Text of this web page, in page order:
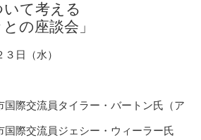
て考える
の座談会」
日（水）
国際交流員タイラー・バートン氏（ア
国際交流員ジェシー・ウィーラー氏